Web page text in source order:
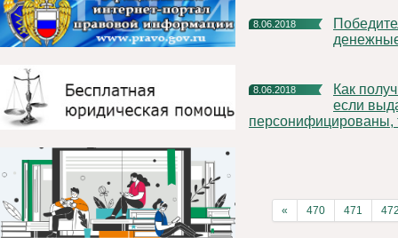
8.06.2018
Победители конкурсов по бюджетной тематике получат
8.06.2018
Как получить компенсацию за оплату капитального ремонта,
если
персонифицированы,
« 470 471